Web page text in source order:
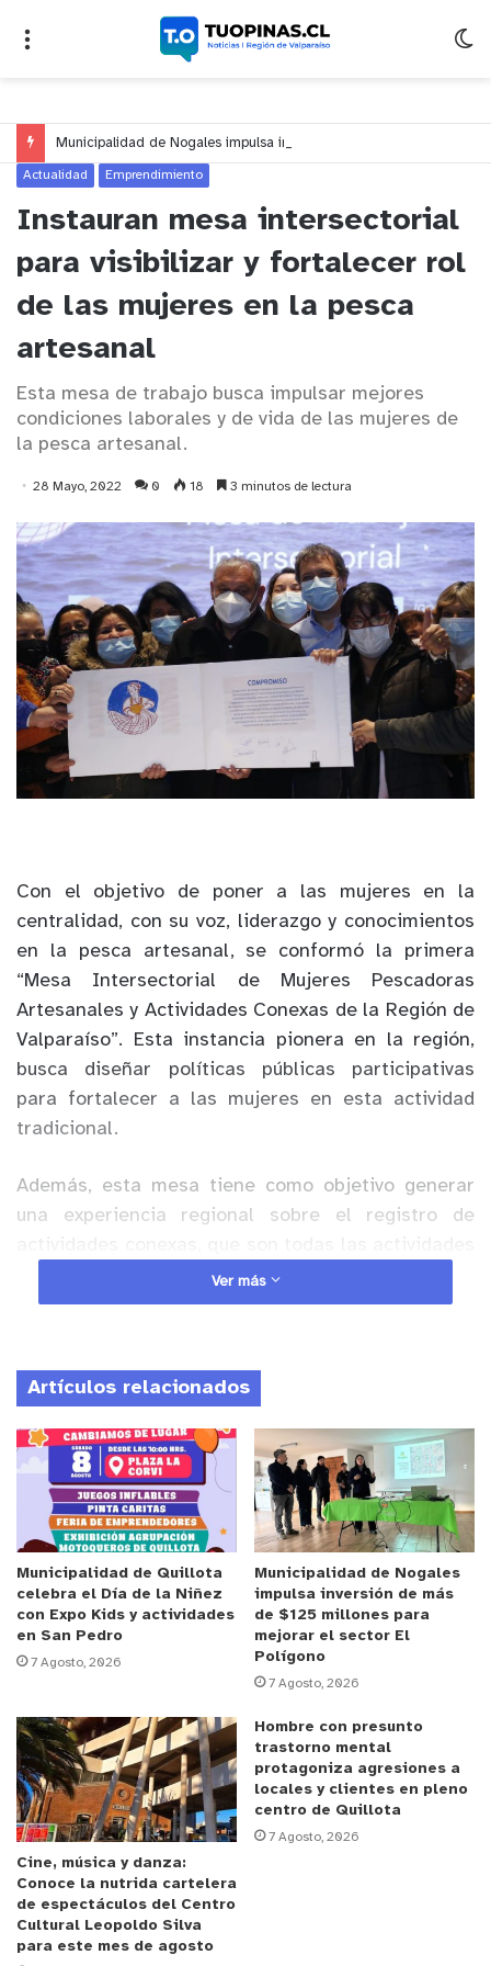
Actualidad Emprendimiento
Instauran mesa intersectorial
para visibilizar y fortalecer rol
de las mujeres en la pesca
artesanal
Esta mesa de trabajo busca impulsar mejores
condiciones laborales y de vida de las mujeres de
la pesca artesanal.
28 Mayo, 2022 0 18 3 minutos de lectura
Con el objetivo de poner a las mujeres en la
centralidad, con su voz, liderazgo y conocimientos
en la pesca artesanal, se conformó la primera
“Mesa Intersectorial de Mujeres Pescadoras
Artesanales y Actividades Conexas de la Región de
Valparaíso”. Esta instancia pionera en la región,
busca diseñar políticas públicas participativas
para fortalecer a las mujeres en esta actividad
tradicional.
Además, esta mesa tiene como objetivo generar
una experiencia regional sobre el registro de
relacionadas con la pesca artesanal que se
realizan en tierra y que no están reguladas por el
El Gobernador Regional, Rodrigo Mundaca destacó
la importancia de esta mesa intersectorial; trabajo
que se ha impulsado desde el Gobierno Regional, a
través de la División de Desarrollo Social y
Humano, señalando que “esta iniciativa coloca en
la centralidad nuestra política pública de terminar
con la invisibilización de prácticas laborales
lideradas por mujeres. La pesca artesanal juega un
rol fundamental en la región de Valparaíso, forma
parte del identitario cultural, territorial, de las
políticas de fomento productivo, genera empleo y
juega un rol importante en la preservación de la
soberanía alimentaria. Hemos querido restituir una
gotita de dignidad para aquellas mujeres que hoy
día desarrollan una labor tan esencial y tan
importante. Nosotros cumplimos también nuestro
mandato de tener un Gobierno Regional
Ver más
Artículos relacionados
Municipalidad de Quillota
celebra el Día de la Niñez
con Expo Kids y actividades
en San Pedro
7 Agosto, 2026
Municipalidad de Nogales
impulsa inversión de más
de $125 millones para
mejorar el sector El
Polígono
7 Agosto, 2026
Cine, música y danza:
Conoce la nutrida cartelera
de espectáculos del Centro
Cultural Leopoldo Silva
para este mes de agosto
Hombre con presunto
trastorno mental
protagoniza agresiones a
locales y clientes en pleno
centro de Quillota
7 Agosto, 2026